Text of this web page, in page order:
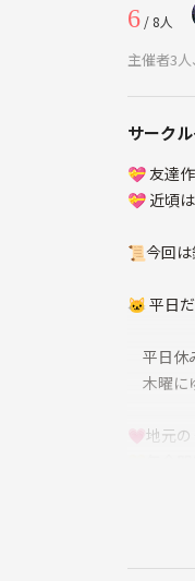
6/ 8人
主催者3
サーク
💝 友達
💝 近頃
📜今回
🐱 平日
平日休
木曜に
💗地元の